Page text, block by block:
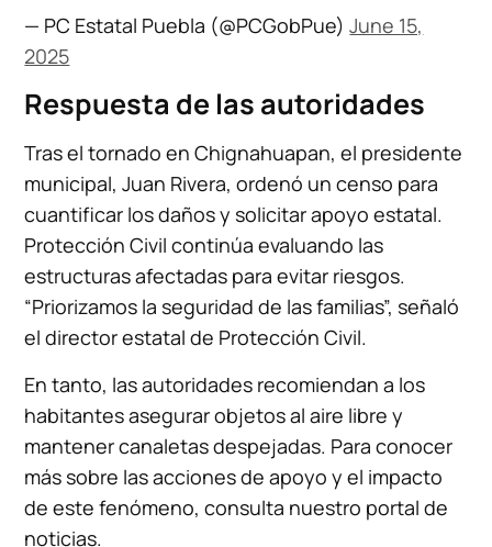
— PC Estatal Puebla (@PCGobPue)June 15,
2025
Respuesta de las autoridades
Tras el tornado en Chignahuapan, el presidente
municipal, Juan Rivera, ordenó un censo para
cuantificar los daños y solicitar apoyo estatal.
Protección Civil continúa evaluando las
estructuras afectadas para evitar riesgos.
“Priorizamos la seguridad de las familias”, señaló
el director estatal de Protección Civil.
En tanto, las autoridades recomiendan a los
habitantes asegurar objetos al aire libre y
mantener canaletas despejadas. Para conocer
más sobre las acciones de apoyo y el impacto
de este fenómeno, consulta nuestro portal de
noticias.